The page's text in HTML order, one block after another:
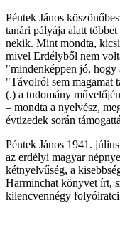
Péntek János
tanári pályája alatt
nekik. Mint mondta,
mivel Erdélyből nem
"mindenképpen jó, hogy
"Távolról sem magamat
(.) a tudomány
– mondta a nyelvész,
évtizedek során
Péntek János 1941.
az erdélyi magyar
kétnyelvűség, a
Harminchat könyvet írt,
kilencvennégy